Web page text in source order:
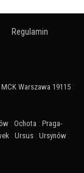
Regulamin
MCK Warszawa 19115 :
: Ochota : Praga-
: Ursus : Ursynów :